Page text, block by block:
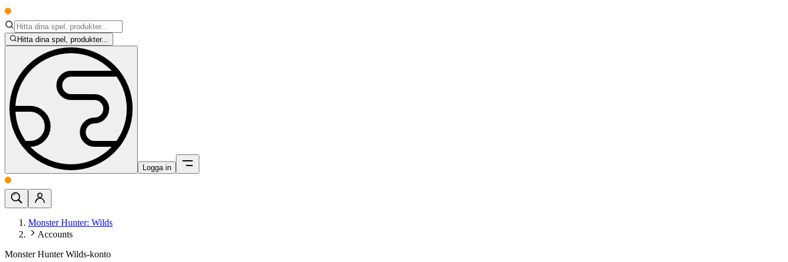
Hitta dina spel, produkter...
Logga in
Monster Hunter: Wilds
Accounts
Monster Hunter Wilds-konto